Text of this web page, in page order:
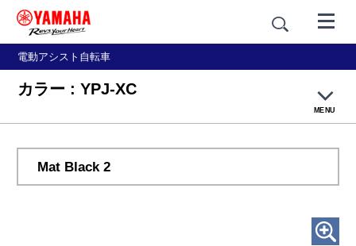
電動アシスト自転車
カラー : YPJ-XC
MENU
特長
カラー
Mat Black 2